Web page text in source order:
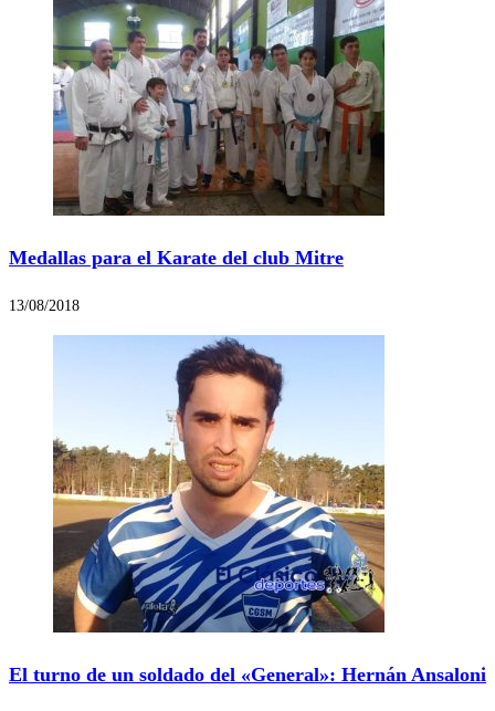
Medallas para el Karate del club Mitre
13/08/2018
El turno de un soldado del «General»: Hernán Ansaloni